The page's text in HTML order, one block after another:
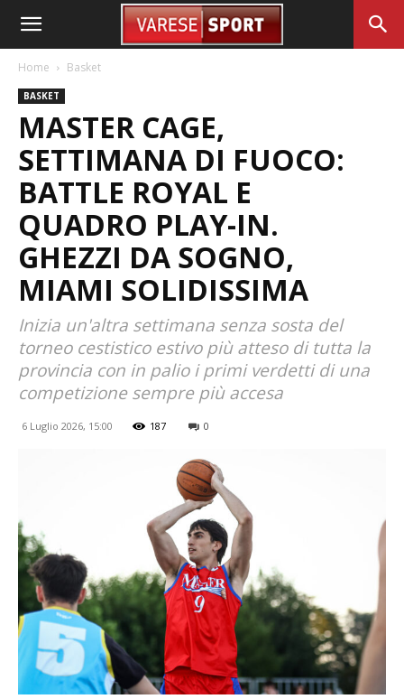
Home Basket
BASKET
MASTER CAGE,
SETTIMANA DI FUOCO:
BATTLE ROYAL E
QUADRO PLAY-IN.
GHEZZI DA SOGNO,
MIAMI SOLIDISSIMA
Inizia un'altra settimana senza sosta del
torneo cestistico estivo più atteso di tutta la
provincia con in palio i primi verdetti di una
competizione sempre più accesa
6 Luglio 2026, 15:00 187 0